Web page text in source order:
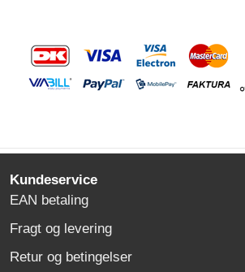
Kundeservice
EAN betaling
Fragt og levering
Retur og betingelser